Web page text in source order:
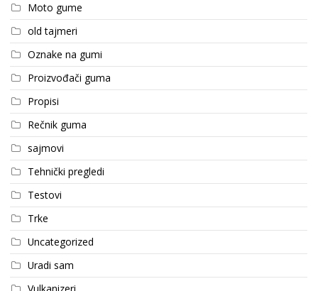
Moto gume
old tajmeri
Oznake na gumi
Proizvođači guma
Propisi
Rečnik guma
sajmovi
Tehnički pregledi
Testovi
Trke
Uncategorized
Uradi sam